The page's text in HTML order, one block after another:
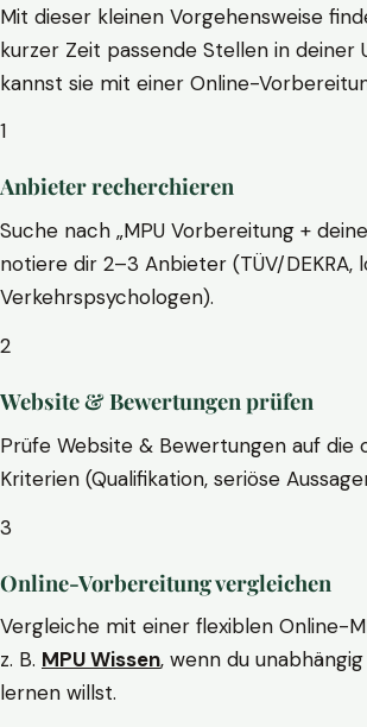
Mit dieser kleinen Vorgehensweise
kurzer Zeit passende Stellen in deiner
kannst sie mit einer Online-
1
Anbieter recherchieren
Suche nach „MPU Vorbereitung +
notiere dir 2–3 Anbieter (TÜV/DEKRA,
Verkehrspsychologen).
2
Website & Bewertungen prüfen
Prüfe Website & Bewertungen auf die
Kriterien (Qualifikation, seriöse
3
Online-Vorbereitung vergleichen
Vergleiche mit einer flexiblen Online-
z. B. MPU Wissen, wenn du
lernen willst.